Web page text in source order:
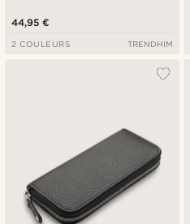
44,95 €
2 COULEURS TRENDHIM